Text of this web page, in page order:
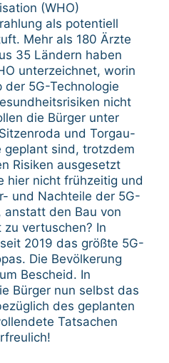
(WHO)
als potentiell
Mehr als 180 Ärzte
35 Ländern haben
unterzeichnet, worin
der 5G-Technologie
nicht
die Bürger unter
und Torgau-
geplant sind, trotzdem
Risiken ausgesetzt
hier nicht frühzeitig und
und Nachteile der 5G-
den Bau von
zu vertuschen? In
2019 das größte 5G-
Die Bevölkerung
Bescheid. In
Bürger nun selbst das
des geplanten
Tatsachen